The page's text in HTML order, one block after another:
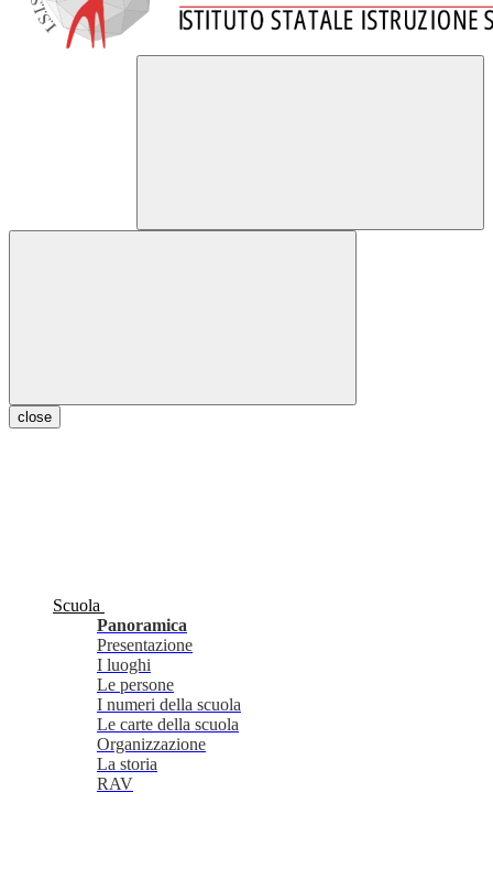
close
Scuola
Panoramica
Presentazione
I luoghi
Le persone
I numeri della scuola
Le carte della scuola
Organizzazione
La storia
RAV